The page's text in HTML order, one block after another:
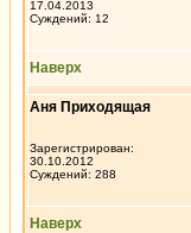
17.04.2013
Суждений: 12
Наверх
Аня Приходящая
Зарегистрирован:
30.10.2012
Суждений: 288
Наверх